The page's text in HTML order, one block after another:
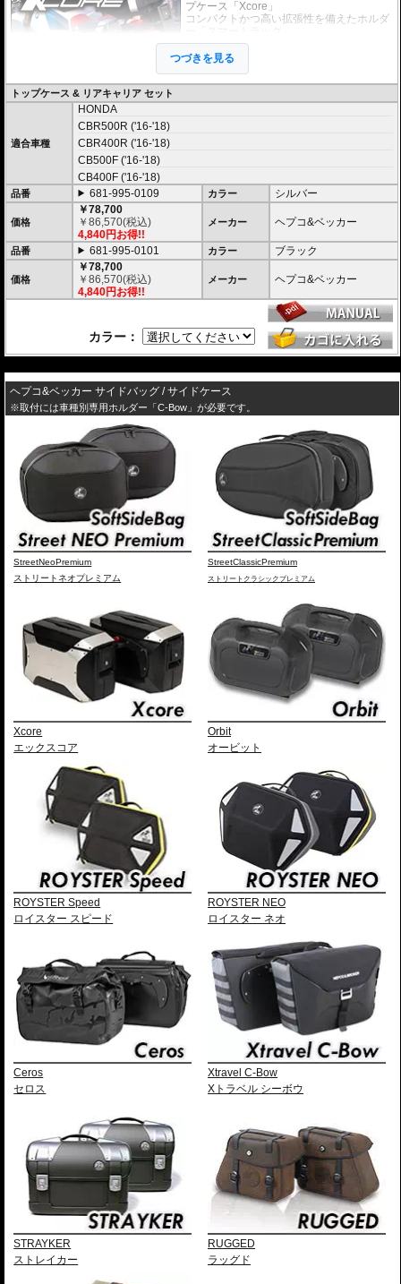
プケース「Xcore」
コンパクトかつ高い拡張性を備えたホルダ
上記のケースとホルダーがセットになった
お得なセット商品です。
未知の冒険へ挑むための次世代アドベン
高いデザイン性と機能性を兼ね備え、長距離ツーリングから日々のライディ
ングまで完璧にサポートする次世代のハードケース「XCORE（エックスコ
ア）」シリーズ。
その「XCORE（エックスコア）」シリーズに待望のトップケースが登場。頑
丈な構造と洗練された外観があなたのモーターサイクルライフを一段上のス
テージへと引き上げ、新しいアドベンチャーツーリングを切り拓きます。
新世代の装着システム「Smartrack」
新しいXCOREトップケースは、HEPCO&BECKERの最新キャリアシステム
「Smartrack」向けに専用開発。
内蔵されたクイックリリースシステムにより、キャリアへスライドさせるだ
けで迅速かつ安全にロックが完了。
日常使いと本格的なツーリングシーンを瞬時に切り替えることができます。
堅牢なハイブリッド構造 ＆ 圧倒的な防塵・防水性能
高い耐衝撃性を持つエンジニアリング樹脂と、軽量化を実現する高品質アル
ミニウムを融合。さらにXcore独自のエンボス加工を施すことで、過酷な使
用環境下でも歪まない圧倒的な安定性と高耐久性を実現しました。
また、特別設計された高密閉のリッドシールにより、圧倒的な防塵・防水を
達成。過酷なテストを100%クリアした実績が、突発的な豪雨や水しぶき、
砂埃から大切な荷物を完全に守り抜きます。
スタイリッシュで現代的なアドベンチャーデザイン
印象的なエッジラインと洗練されたモダンなフォルムは、先行して展開され
ているC-Bowキャリア用「XCOREサイドケース」のデザインと完全融合。
象徴的なアルミエンブレムとメカニカルな意匠が、車両全体に調和のとれた
一体感と、プレミアムな高級感をもたらします。
日常を快適にする高い機能性
ヘルメットや日常の荷物をしっかりと収納できる大容量でありながら、使い
勝手にも妥協はありません。
また、持ち運びに便利なキャリーハンドルをケース両側に配置。
さらに、ケース内にはフロアマットを標準装備し、収納した荷物をケース底
面との擦れや衝撃から保護します。
車種別専用設計のリアキャリア「スマートラック」をケースホルダーとして
採用。 シンプルでスマートな設計にこだわり、確実な取付が可能です。車体
デザインとの一体感にも優れ、マシンのイメージも損ないません。
製品仕様
容量 : 40L
サイズ : 30 × 44 × 37cm
重量 : 約3.7kg
豊富なオプションでより使いやすく機能的に
バックレスト
インナーバッグなどの専用オプションをラ
インナップ。
ツーリングスタイルや使用シーンに応じて、さらに快適で機能的な仕様へア
ップグレードできます。
つづきを見る
トップケース & リアキャリア セット
適合車種
HONDA
CBR500R ('16-'18)
CBR400R ('16-'18)
CB500F ('16-'18)
CB400F ('16-'18)
品番 681-995-0109 カラー シルバー
価格
￥78,700
￥86,570(税込)
4,840円お得!!
メーカー ヘプコ&ベッカー
品番 681-995-0101 カラー ブラック
価格
￥78,700
￥86,570(税込)
4,840円お得!!
メーカー ヘプコ&ベッカー
カラー：
ヘプコ&ベッカー サイドバッグ / サイドケース
※取付には車種別専用ホルダー「C-Bow」が必要です。
StreetNeoPremium
ストリートネオプレミアム
StreetClassicPremium
ストリートクラシックプレミアム
Xcore
エックスコア
Orbit
オービット
ROYSTER Speed
ロイスター スピード
ROYSTER NEO
ロイスター ネオ
Ceros
セロス
Xtravel C-Bow
Xトラベル シーボウ
STRAYKER
ストレイカー
RUGGED
ラッグド